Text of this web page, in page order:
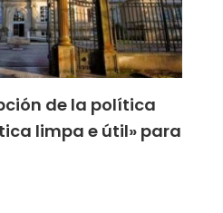
de la política
limpa e útil» para